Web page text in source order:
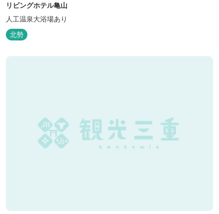
リビングホテル亀山
人工温泉大浴場あり
北勢